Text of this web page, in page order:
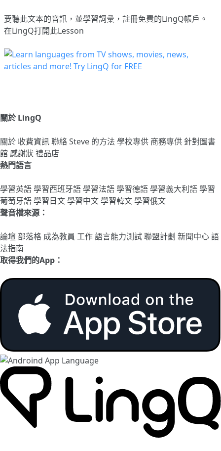
要聽此文本的音訊，並學習詞彙， 註冊免費的LingQ帳戶。
在LingQ打開此Lesson
關於 LingQ
關於 收費資訊聯絡Steve 的方法 學校專供 商務專供 針對圖書
館 感謝狀禮品店
熱門語言
學習英語學習西班牙語學習法語學習德語學習義大利語學習
葡萄牙語學習日文學習中文學習韓文學習俄文
聲音檔來源：
論壇部落格 成為教員 工作語言能力測試聯盟計劃 新聞中心語
法指南
取得我們的App：